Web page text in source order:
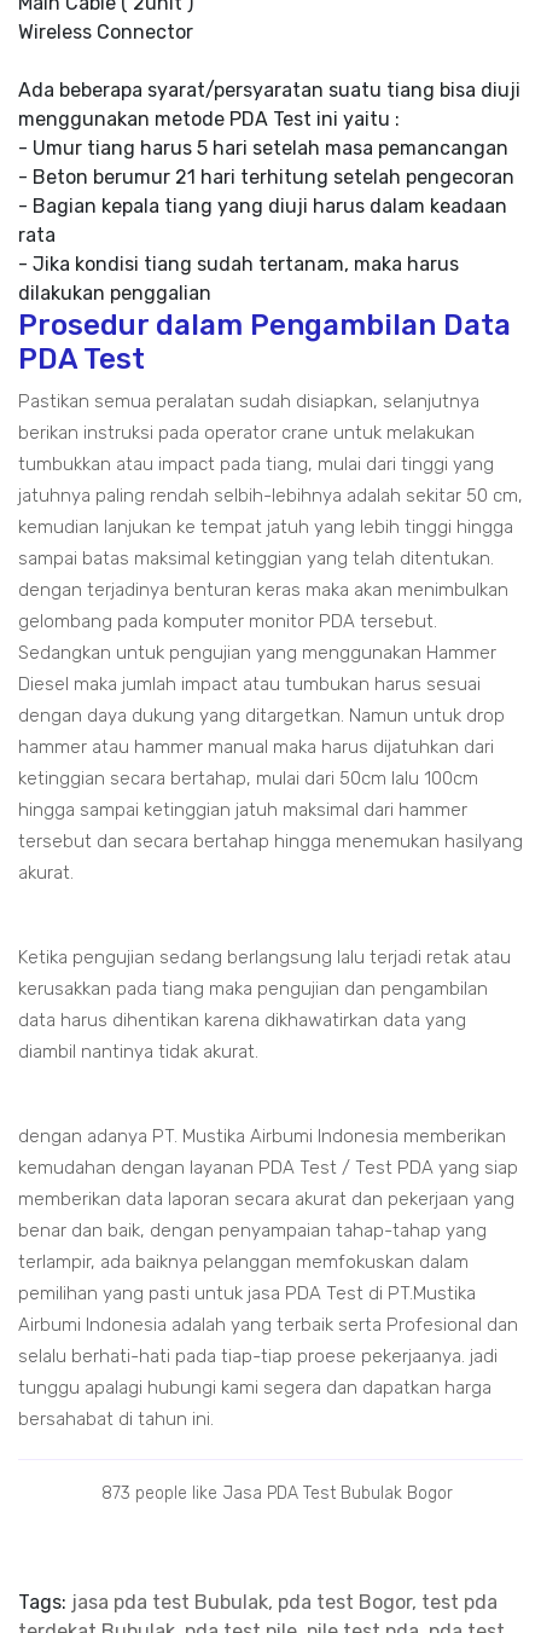
Wireless Connector
Ada beberapa syarat/persyaratan suatu tiang bisa diuji
menggunakan metode PDA Test ini yaitu :
- Umur tiang harus 5 hari setelah masa pemancangan
- Beton berumur 21 hari terhitung setelah pengecoran
- Bagian kepala tiang yang diuji harus dalam keadaan
rata
- Jika kondisi tiang sudah tertanam, maka harus
dilakukan penggalian
Prosedur dalam Pengambilan Data
PDA Test
Pastikan semua peralatan sudah disiapkan, selanjutnya
berikan instruksi pada operator crane untuk melakukan
tumbukkan atau impact pada tiang, mulai dari tinggi yang
jatuhnya paling rendah selbih-lebihnya adalah sekitar 50 cm,
kemudian lanjukan ke tempat jatuh yang lebih tinggi hingga
sampai batas maksimal ketinggian yang telah ditentukan.
dengan terjadinya benturan keras maka akan menimbulkan
gelombang pada komputer monitor PDA tersebut.
Sedangkan untuk pengujian yang menggunakan Hammer
Diesel maka jumlah impact atau tumbukan harus sesuai
dengan daya dukung yang ditargetkan. Namun untuk drop
hammer atau hammer manual maka harus dijatuhkan dari
ketinggian secara bertahap, mulai dari 50cm lalu 100cm
hingga sampai ketinggian jatuh maksimal dari hammer
tersebut dan secara bertahap hingga menemukan hasilyang
akurat.
Ketika pengujian sedang berlangsung lalu terjadi retak atau
kerusakkan pada tiang maka pengujian dan pengambilan
data harus dihentikan karena dikhawatirkan data yang
diambil nantinya tidak akurat.
dengan adanya PT. Mustika Airbumi Indonesia memberikan
kemudahan dengan layanan PDA Test / Test PDA yang siap
memberikan data laporan secara akurat dan pekerjaan yang
benar dan baik, dengan penyampaian tahap-tahap yang
terlampir, ada baiknya pelanggan memfokuskan dalam
pemilihan yang pasti untuk jasa PDA Test di PT.Mustika
Airbumi Indonesia adalah yang terbaik serta Profesional dan
selalu berhati-hati pada tiap-tiap proese pekerjaanya. jadi
tunggu apalagi hubungi kami segera dan dapatkan harga
bersahabat di tahun ini.
873 people like Jasa PDA Test Bubulak Bogor
Tags: jasa pda test Bubulak, pda test Bogor, test pda